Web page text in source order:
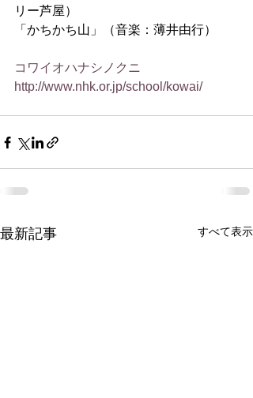
リー芦屋）
「かちかち山」（音楽：薄井由行）
コワイオハナシノクニ
http://www.nhk.or.jp/school/kowai/
最新記事 すべて表示